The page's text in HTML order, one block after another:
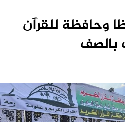
حافظا وحافظة للقرآن